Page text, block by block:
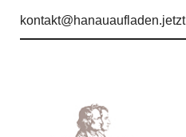
kontakt@hanauaufladen.jetzt